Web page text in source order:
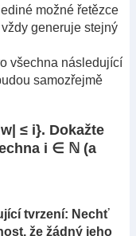
možné řetězce
vždy generuje stejný
všechna následující
samozřejmě
≤ i}. Dokažte
i ∈ ℕ (a
tvrzení: Nechť
že žádný jeho